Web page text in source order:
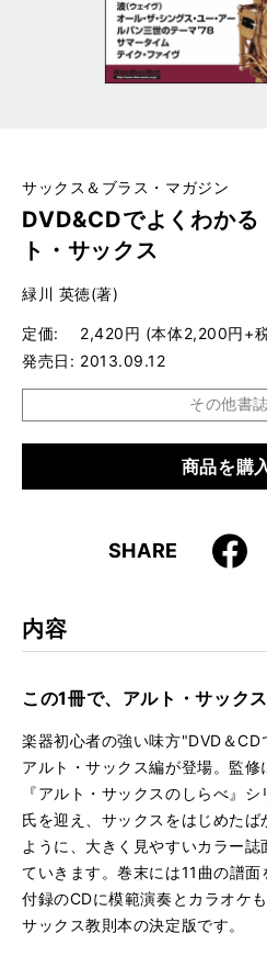
サックス＆ブラス・マガジン
DVD&CDでよくわかる
ト・サックス
緑川 英徳(著)
定価
2,420円 (本体2,200円+
発売日
2013.09.12
その他書
9784845622993
商品を購
SHARE Faceboo
k
X
内容
この1冊で、アルト・サック
楽器初心者の強い味方"DVD＆CD
アルト・サックス編が登場。監
『アルト・サックスのしらべ』
氏を迎え、サックスをはじめた
ように、大きく見やすいカラー
ていきます。巻末には11曲の譜
付録のCDに模範演奏とカラオケ
サックス教則本の決定版です。